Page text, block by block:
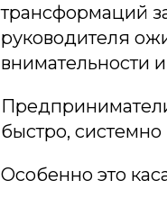
трансформаций
руководителя
внимательности
быстро,
Особенно это